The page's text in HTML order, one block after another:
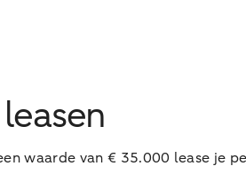
waarde van € 35.000 lease je